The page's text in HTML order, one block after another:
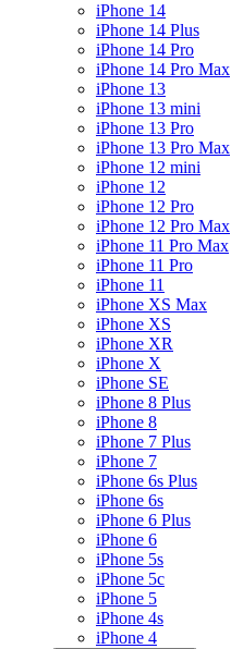
iPhone 14
iPhone 14 Plus
iPhone 14 Pro
iPhone 14 Pro Max
iPhone 13
iPhone 13 mini
iPhone 13 Pro
iPhone 13 Pro Max
iPhone 12 mini
iPhone 12
iPhone 12 Pro
iPhone 12 Pro Max
iPhone 11 Pro Max
iPhone 11 Pro
iPhone 11
iPhone XS Max
iPhone XS
iPhone XR
iPhone X
iPhone SE
iPhone 8 Plus
iPhone 8
iPhone 7 Plus
iPhone 7
iPhone 6s Plus
iPhone 6s
iPhone 6 Plus
iPhone 6
iPhone 5s
iPhone 5c
iPhone 5
iPhone 4s
iPhone 4